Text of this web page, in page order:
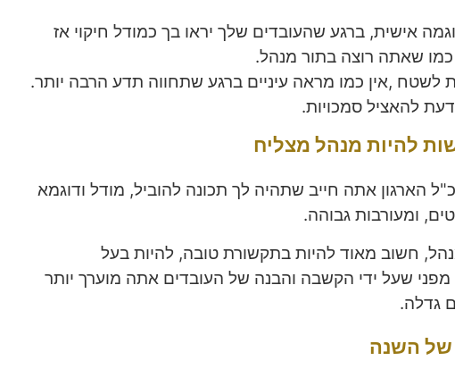
אישית, ברגע שהעובדים שלך יראו בך כמודל חיקוי אז
כמו שאתה רוצה בתור מנהל.
לשטח ,אין כמו מראה עיניים ברגע שתחווה תדע הרבה יותר.
להאציל סמכויות.
להיות מנהל מצליח
הארגון אתה חייב שתהיה לך תכונה להוביל, מודל ודוגמא
ומעורבות גבוהה.
חשוב מאוד להיות בתקשורת טובה, להיות בעל
מפני שעל ידי הקשבה והבנה של העובדים אתה מוערך יותר
גדלה.
של השנה